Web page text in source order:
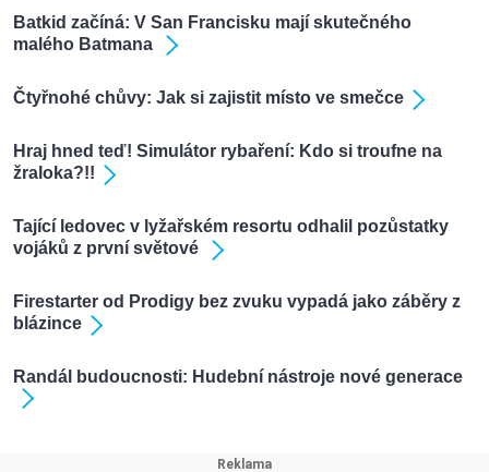
Batkid začíná: V San Francisku mají skutečného
malého Batmana
Čtyřnohé chůvy: Jak si zajistit místo ve smečce
Hraj hned teď! Simulátor rybaření: Kdo si troufne na
žraloka?!!
Tající ledovec v lyžařském resortu odhalil pozůstatky
vojáků z první světové
Firestarter od Prodigy bez zvuku vypadá jako záběry z
blázince
Randál budoucnosti: Hudební nástroje nové generace